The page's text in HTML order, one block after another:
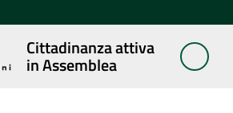
Cittadinanza attiva
in Assemblea
in